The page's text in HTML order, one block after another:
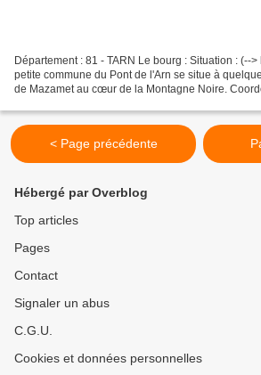
Département : 81 - TARN Le bourg : Situation : (--
petite commune du Pont de l'Arn se situe à
de Mazamet au cœur de la Montagne Noire.
< Page précédente
Hébergé par Overblog
Top articles
Pages
Contact
Signaler un abus
C.G.U.
Cookies et données personnelles